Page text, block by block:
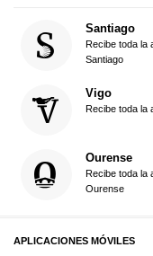
Santiago
Recibe toda la
Santiago
Vigo
Recibe toda la
Ourense
Recibe toda la
Ourense
APLICACIONES MÓVILES